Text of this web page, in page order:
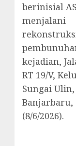
berinisial
menjalani
kejadian,
RT 19/V,
Sungai Ulin,
Banjarbaru,
(8/6/2026).